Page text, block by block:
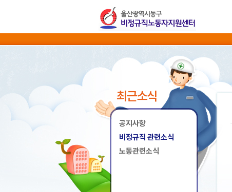
최근소식
공지사항
비정규직 관련소식
노동관련소식